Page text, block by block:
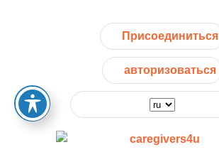
Присоединиться
авторизоваться